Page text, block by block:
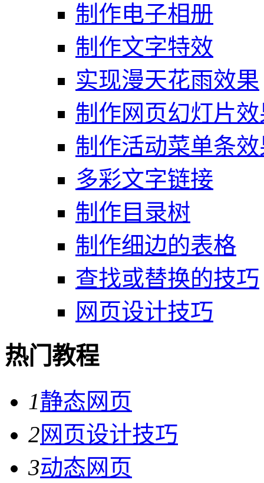
制作电子相册
制作文字特效
实现漫天花雨效果
制作网页幻灯片
制作活动菜单条
多彩文字链接
制作目录树
制作细边的表格
查找或替换的技巧
网页设计技巧
热门教程
1静态网页
2网页设计技巧
3动态网页